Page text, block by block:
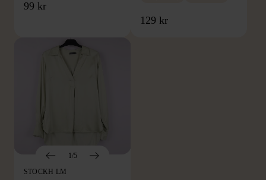
99 kr
129 kr
1/5
STOCKH LM